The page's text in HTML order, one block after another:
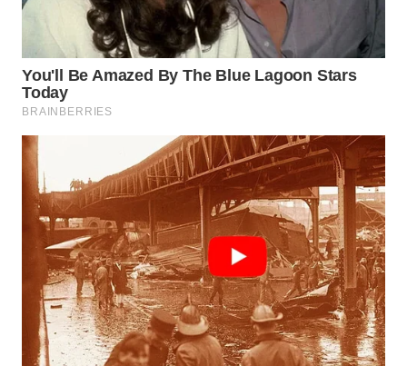
Media
Group
WAHANA
WAHANA
TANI
WAHANA
ADVOKAT
WAHANA
INFRASTRUKTUR